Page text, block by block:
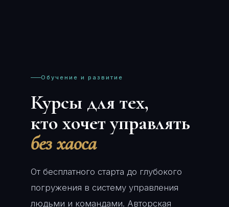
Обучение и развитие
Курсы для тех,
кто хочет управлять
без хаоса
От бесплатного старта до глубокого
погружения в систему управления
людьми и командами. Авторская